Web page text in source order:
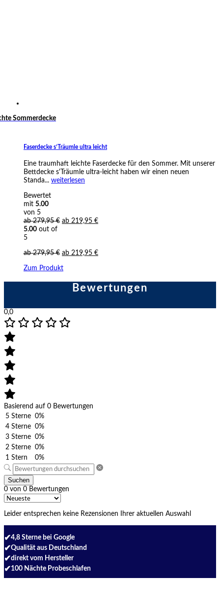
Sommerdecke
Faserdecke s’Träumle ultra leicht
Eine traumhaft leichte Faserdecke für den Sommer. Mit unserer
Bettdecke s'Träumle ultra-leicht haben wir einen neuen
Standa... weiterlesen
Bewertet
mit 5.00
von 5
ab279,95€ ab 219,95 €
5.00 out of
5
ab279,95€ ab 219,95 €
Zum Produkt
Bewertungen
0,0
Basierend auf 0 Bewertungen
5 Sterne 0%
4 Sterne 0%
3 Sterne 0%
2 Sterne 0%
1 Stern
0%
Suchen
0 von 0 Bewertungen
Leider entsprechen keine Rezensionen Ihrer aktuellen Auswahl
✔4,8 Sterne bei Google
✔Qualität aus Deutschland
✔direkt vom Hersteller
✔100 Nächte Probeschlafen